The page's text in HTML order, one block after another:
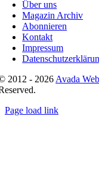
Über uns
Magazin Archiv
Abonnieren
Kontakt
Impressum
2012 - 2026 Avada
Page load link